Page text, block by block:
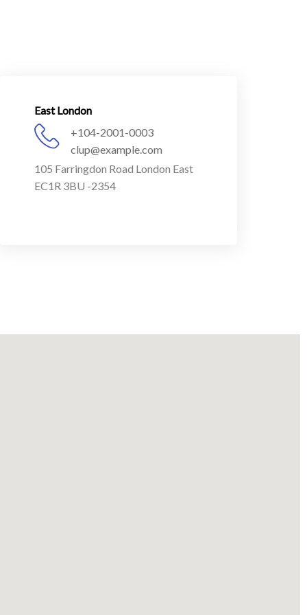
East London
+104-2001-0003
clup@example.com
105 Farringdon Road London East
EC1R 3BU -2354
EMPRESA
CANTIDAD
¿CON LOGO?